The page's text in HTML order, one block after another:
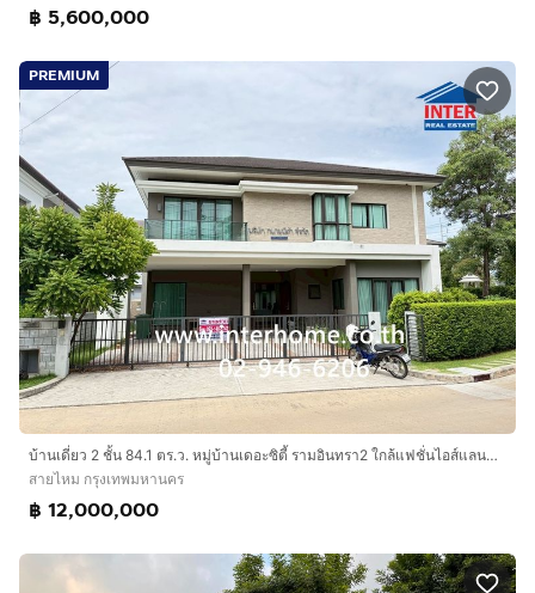
฿ 5,600,000
PREMIUM
บ้านเดี่ยว 2 ชั้น 84.1 ตร.ว. หมู่บ้านเดอะซิตี้ รามอินทรา2 ใกล้แฟชั่นไอส์แลนด์ ถนนเลียบวงแหวนกาญจนาภิเษก ถนนจตุโชติ เขตสายไหม กรุงเทพมหานคร
สายไหม กรุงเทพมหานคร
฿ 12,000,000